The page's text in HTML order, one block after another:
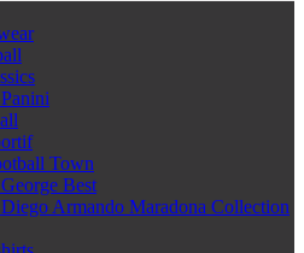
Town
Best
Armando Maradona Collection